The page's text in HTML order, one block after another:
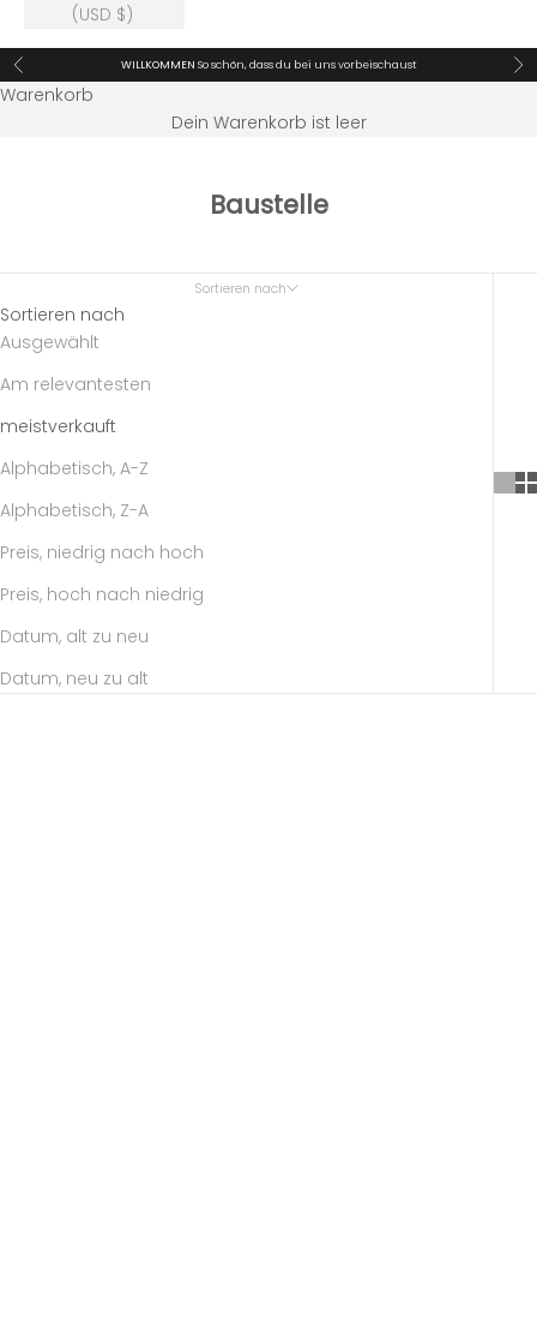
(USD $)
Zurück WILLKOMMEN So schön, dass du bei uns vorbeischaust Vor
Warenkorb
Dein Warenkorb ist leer
Baustelle
Sortieren nach
Sortieren nach
Ausgewählt
Am relevantesten
meistverkauft
Alphabetisch, A-Z
Alphabetisch, Z-A
Preis, niedrig nach hoch
Preis, hoch nach niedrig
Datum, alt zu neu
Datum, neu zu alt